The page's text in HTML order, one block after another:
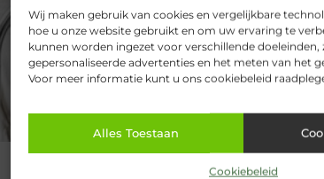
Wij maken gebruik van cookies en vergelijkbare
hoe u onze website gebruikt en om uw ervaring te
kunnen worden ingezet voor verschillende doeleinden,
gepersonaliseerde advertenties en het meten van het
Voor meer informatie kunt u ons cookiebeleid
Alles Toestaan
Cookiebeleid